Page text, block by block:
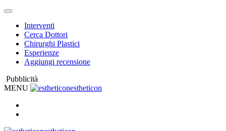
Interventi
Cerca Dottori
Chirurghi Plastici
Esperienze
Aggiungi recensione
Pubblicità
MENU
estheticon